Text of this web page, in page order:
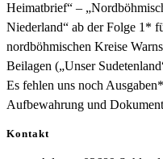
Heimatbrief“ –
Niederland“ ab der Folge 1*
nordböhmischen Kreise
Beilagen („Unser
Es fehlen uns noch
Aufbewahrung und
Kontakt